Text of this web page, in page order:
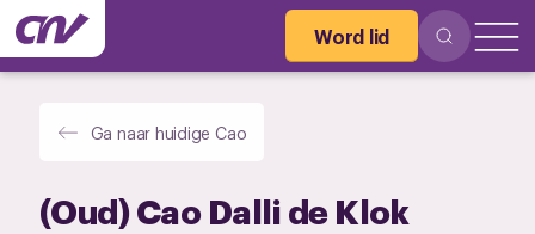
Word lid
Ga naar huidige Cao
(Oud) Cao Dalli de Klok